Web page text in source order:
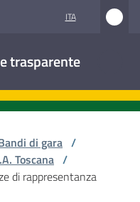
ITA
trasparente
di gara /
Toscana /
di rappresentanza